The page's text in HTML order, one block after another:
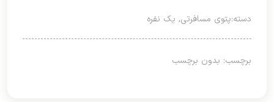
دسته:پتوی مسافرتی, یک نفره
برچسب: بدون برچسب